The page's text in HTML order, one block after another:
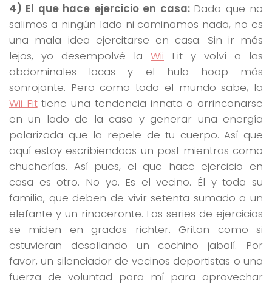
4) El que hace ejercicio en casa: Dado que no
salimos a ningún lado ni caminamos nada, no es
una mala idea ejercitarse en casa. Sin ir más
lejos, yo desempolvé la Wii Fit y volví a las
abdominales locas y el hula hoop más
sonrojante. Pero como todo el mundo sabe, la
Wii Fittiene una tendencia innata a arrinconarse
en un lado de la casa y generar una energía
polarizada que la repele de tu cuerpo. Así que
aquí estoy escribiendoos un post mientras como
chucherías. Así pues, el que hace ejercicio en
casa es otro. No yo. Es el vecino. Él y toda su
familia, que deben de vivir setenta sumado a un
elefante y un rinoceronte. Las series de ejercicios
se miden en grados richter. Gritan como si
estuvieran desollando un cochino jabalí. Por
favor, un silenciador de vecinos deportistas o una
fuerza de voluntad para mí para aprovechar